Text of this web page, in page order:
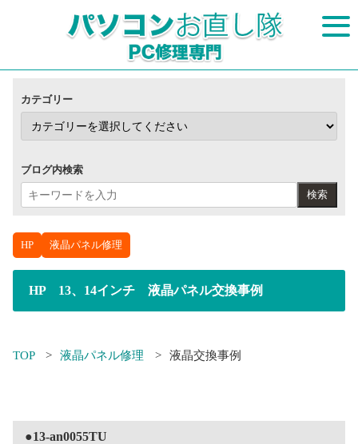
カテゴリー
ブログ内検索
検索
HP 液晶パネル修理
HP 13、14インチ 液晶パネル交換事例
TOP 液晶パネル修理 液晶交換事例
●13-an0055TU